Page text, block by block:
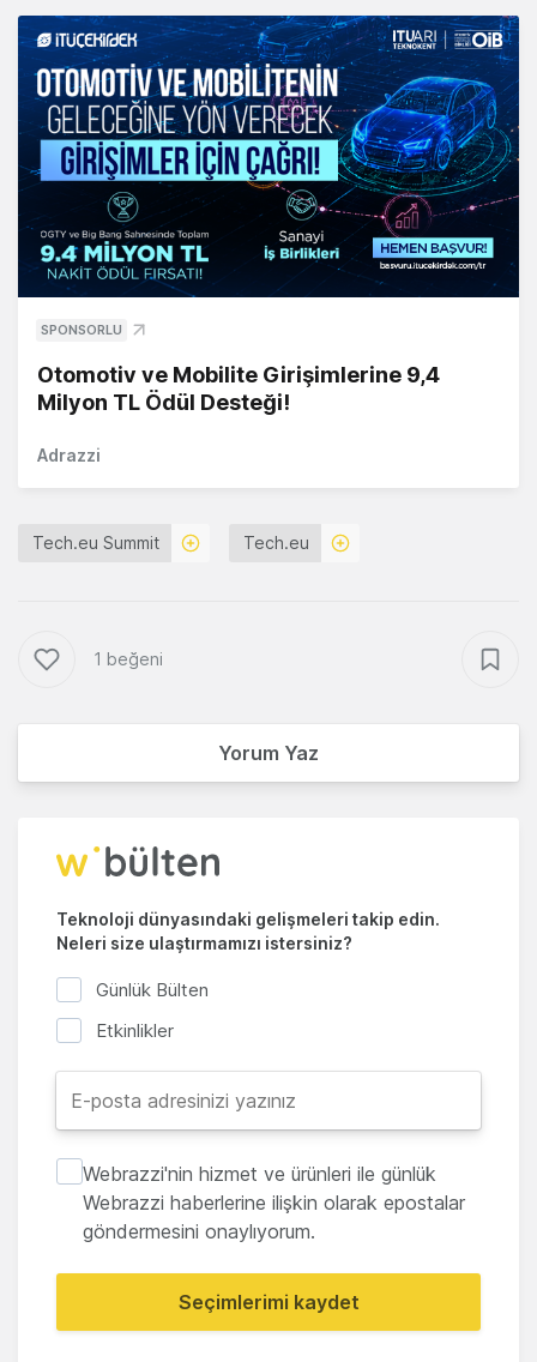
SPONSORLU
Otomotiv ve Mobilite Girişimlerine 9,4
Milyon TL Ödül Desteği!
Adrazzi
Tech.eu Summit Tech.eu
1 beğeni
Yorum Yaz
Teknoloji dünyasındaki gelişmeleri takip edin.
Neleri size ulaştırmamızı istersiniz?
Günlük Bülten
Etkinlikler
Webrazzi'nin hizmet ve ürünleri ile günlük
Webrazzi haberlerine ilişkin olarak epostalar
göndermesini onaylıyorum.
Seçimlerimi kaydet